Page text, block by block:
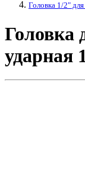
Головка 1/2"
Головка
ударная